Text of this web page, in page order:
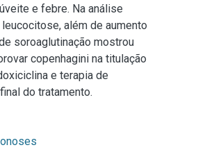
e febre. Na análise
além de aumento
soroaglutinação mostrou
copenhagini na titulação
e terapia de
do tratamento.